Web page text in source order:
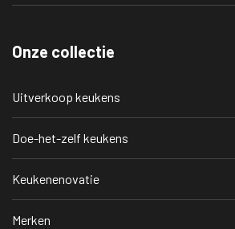
Onze collectie
Uitverkoop keukens
Doe-het-zelf keukens
Keukenenovatie
Merken